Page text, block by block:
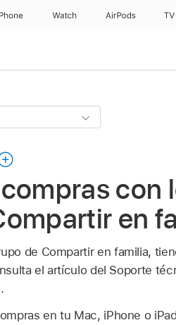
Watch AirPods TV
con
en
de Compartir en familia,
el artículo del Soporte
.
en tu Mac, iPhone o